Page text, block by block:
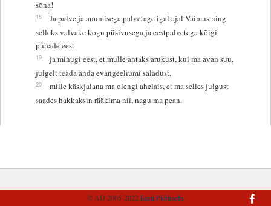
sõna!
18
Ja palve ja anumisega palvetage igal ajal Vaimus ning
selleks valvake kogu püsivusega ja eestpalvetega kõigi
pühade eest
19
ja minugi eest, et mulle antaks arukust, kui ma avan suu,
julgelt teada anda evangeeliumi saladust,
20
mille käskjalana ma olengi ahelais, et ma selles julgust
saades hakkaksin rääkima nii, nagu ma pean.
© AD 2005-2022Eesti Piibliselts